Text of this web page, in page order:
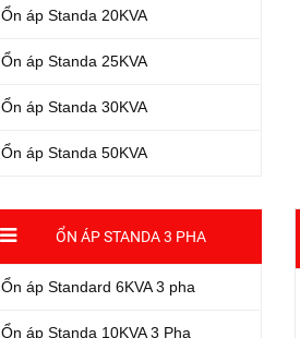
Ổn áp Standa 20KVA
Ổn áp Standa 25KVA
Ổn áp Standa 30KVA
Ổn áp Standa 50KVA
ỔN ÁP STANDA 3 PHA
Ổn áp Standard 6KVA 3 pha
Ổn áp Standa 10KVA 3 Pha